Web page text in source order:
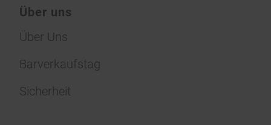
Über uns
Über Uns
Barverkaufstag
Sicherheit